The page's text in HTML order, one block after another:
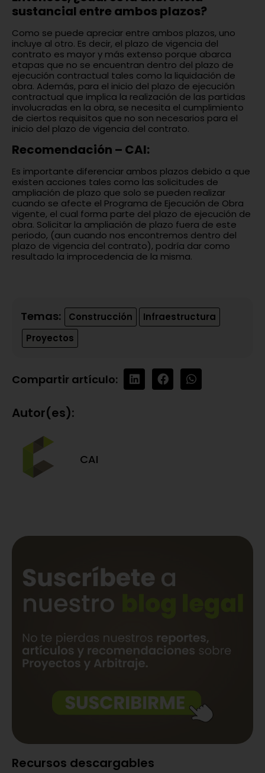
sustancial entre ambos plazos?
Como se puede apreciar entre ambos plazos, uno
incluye al otro. Es decir, el plazo de vigencia del
contrato es mayor y más extenso porque abarca
etapas que no se encuentran dentro del plazo de
ejecución contractual tales como la liquidación de
obra. Además, para el inicio del plazo de ejecución
contractual que implica la realización de las partidas
involucradas en la obra, se necesita el cumplimiento
de ciertos requisitos que no son necesarios para el
inicio del plazo de vigencia del contrato.
Recomendación – CAI:
Es importante diferenciar ambos plazos debido a que
existen acciones tales como las solicitudes de
ampliación de plazo que solo se pueden realizar
cuando se afecte el Programa de Ejecución de Obra
vigente, el cual forma parte del plazo de ejecución de
obra. Solicitar la ampliación de plazo fuera de este
periodo, (aun cuando nos encontremos dentro del
plazo de vigencia del contrato), podría dar como
resultado la improcedencia de la misma.
Temas: Construcción
Infraestructura
Proyectos
Compartir artículo:
Autor(es):
CAI
Recursos descargables